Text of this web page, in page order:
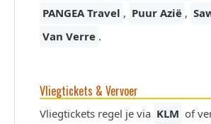
PANGEA Travel , Puur Azië ,
Van Verre .
Vliegtickets & Vervoer
Vliegtickets regel je via KLM of